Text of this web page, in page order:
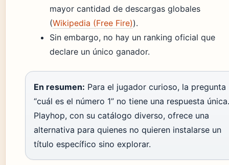
mayor cantidad de descargas globales
(Wikipedia (Free Fire)).
Sin embargo, no hay un ranking oficial que
declare un único ganador.
En resumen: Para el jugador curioso, la pregunta
“cuál es el número 1” no tiene una respuesta única.
Playhop, con su catálogo diverso, ofrece una
alternativa para quienes no quieren instalarse un
título específico sino explorar.